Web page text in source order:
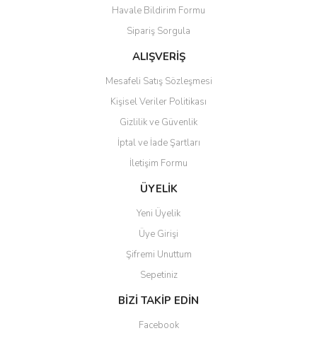
Ürün bilgilerinde hatalar bulunuyor.
Ürün fiyatı diğer sitelerden daha pahalı.
Bu ürüne benzer farklı alternatifler olmalı.
Gönder
Havale Bildirim Formu
Sipariş Sorgula
ALIŞVERİŞ
Mesafeli Satış Sözleşmesi
Kişisel Veriler Politikası
Gizlilik ve Güvenlik
İptal ve İade Şartları
İletişim Formu
ÜYELİK
Yeni Üyelik
Üye Girişi
Şifremi Unuttum
Sepetiniz
BİZİ TAKİP EDİN
Facebook